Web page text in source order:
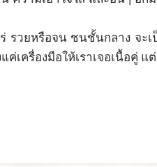
รวยหรือจน ชนชั้นกลาง จะ
ค่เครื่องมือให้เราเจอเนื้อ